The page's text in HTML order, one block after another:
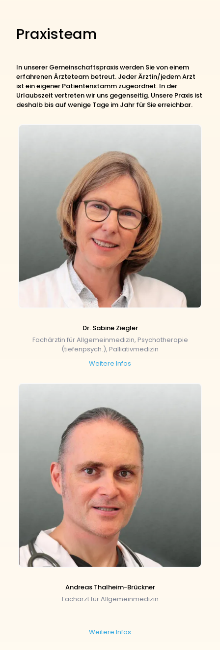
Praxisteam
In unserer Gemeinschaftspraxis werden Sie von einem
erfahrenen Ärzteteam betreut. Jeder Ärztin/jedem Arzt
ist ein eigener Patientenstamm zugeordnet. In der
Urlaubszeit vertreten wir uns gegenseitig. Unsere Praxis ist
deshalb bis auf wenige Tage im Jahr für Sie erreichbar.
Dr. Sabine Ziegler
Fachärztin für Allgemeinmedizin, Psychotherapie
(tiefenpsych.), Palliativmedizin
Weitere Infos
Andreas Thalheim-Brückner
Facharzt für Allgemeinmedizin
Weitere Infos